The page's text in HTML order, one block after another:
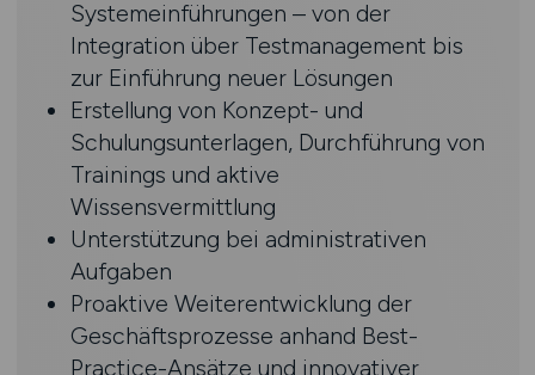
Systemeinführungen – von der
Integration über Testmanagement bis
zur Einführung neuer Lösungen
Erstellung von Konzept- und
Schulungsunterlagen, Durchführung von
Trainings und aktive
Wissensvermittlung
Unterstützung bei administrativen
Aufgaben
Proaktive Weiterentwicklung der
Geschäftsprozesse anhand Best-
Practice-Ansätze und innovativer